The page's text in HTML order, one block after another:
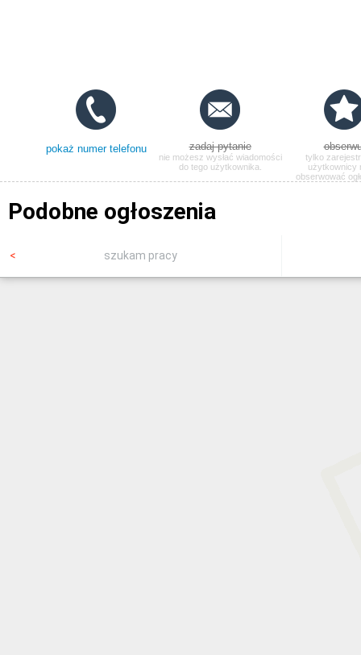
pokaż numer telefonu zadaj pytanie
nie możesz wysłać wiadomości
do tego użytkownika.
tylko
użytkownicy
obserwować
Podobne ogłoszenia
szukam pracy